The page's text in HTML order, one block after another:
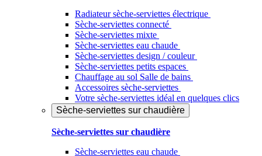
Radiateur sèche-serviettes électrique
Sèche-serviettes connecté
Sèche-serviettes mixte
Sèche-serviettes eau chaude
Sèche-serviettes design / couleur
Sèche-serviettes petits espaces
Chauffage au sol Salle de bains
Accessoires sèche-serviettes
Votre sèche-serviettes idéal en quelques clics
Sèche-serviettes sur chaudière
Sèche-serviettes sur chaudière
Sèche-serviettes eau chaude